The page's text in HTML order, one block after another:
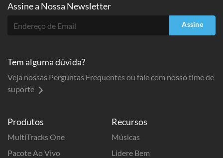
Produtos
MultiTracks One
Pacote Ao Vivo
Recursos
Músicas
Lidere Bem
Assine a Nossa Newsletter
Assine
Tem alguma dúvida?
Veja nossas Perguntas Frequentes ou fale com nosso time de
suporte